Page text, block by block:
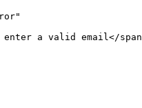
enter a valid email</span